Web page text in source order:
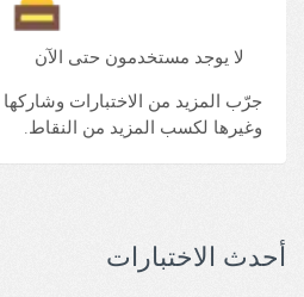
لا يوجد مستخدمون حتى الآن
وغيرها لكسب المزيد من النقاط.
أحدث الاختبارات